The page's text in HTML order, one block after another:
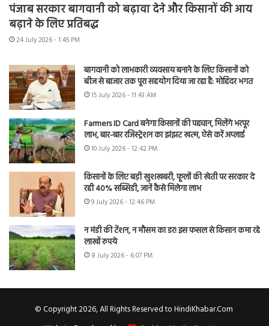
पंजाब सरकार बागवानी को बढ़ावा देने और किसानों की आय
बढ़ाने के लिए प्रतिबद्ध
24 July 2026 - 1:45 PM
बागवानी को लाभकारी व्यवसाय बनाने के लिए किसानों को
बीज से बाजार तक पूरा सहयोग दिया जा रहा है: मोहिंदर भगत
15 July 2026 - 11:43 AM
Farmers ID Card बनेगा किसानों की पहचान, मिलेंगे भरपूर
लाभ, बार-बार रजिस्ट्रेशन का झंझट खत्म, ऐसे करें अप्लाई
10 July 2026 - 12:42 PM
किसानों के लिए बड़ी खुशखबरी, फूलों की खेती पर सरकार दे
रही 40% सब्सिडी, जानें कैसे मिलेगा लाभ
9 July 2026 - 12:46 PM
न मंडी की टेंशन, न मौसम का डर! इस फसल से किसान कमा रहे
लाखों रुपये
8 July 2026 - 6:07 PM
© Copyright 2026, All Rights Reserved to HindiKhabar.Com